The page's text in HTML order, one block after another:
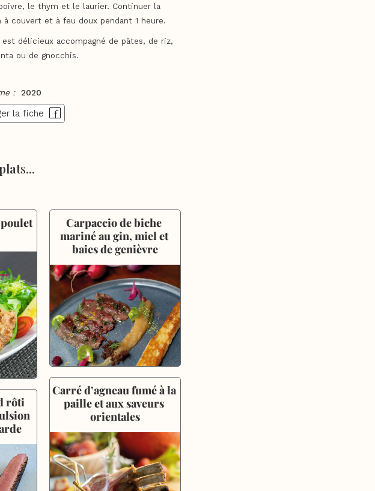
le thym et le laurier. Continuer la
à couvert et à feu doux pendant 1 heure.
est délicieux accompagné de pâtes, de riz,
ou de gnocchis.
: 2020
la fiche
s...
rôti
Carpaccio de biche
mariné au gin, miel et
baies de genièvre
Carré d’agneau fumé à la
paille et aux saveurs
orientales